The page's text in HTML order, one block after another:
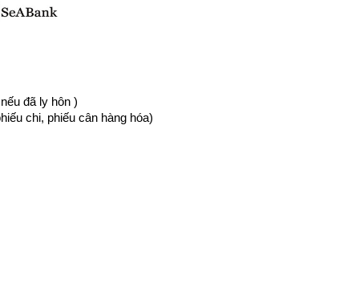
đã ly hôn )
chi, phiếu cân hàng hóa)